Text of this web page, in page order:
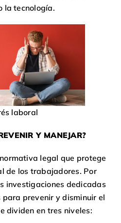
la tecnología.
laboral
Y MANEJAR?
legal que protege
de los trabajadores. Por
investigaciones dedicadas
prevenir y disminuir el
dividen en tres niveles: